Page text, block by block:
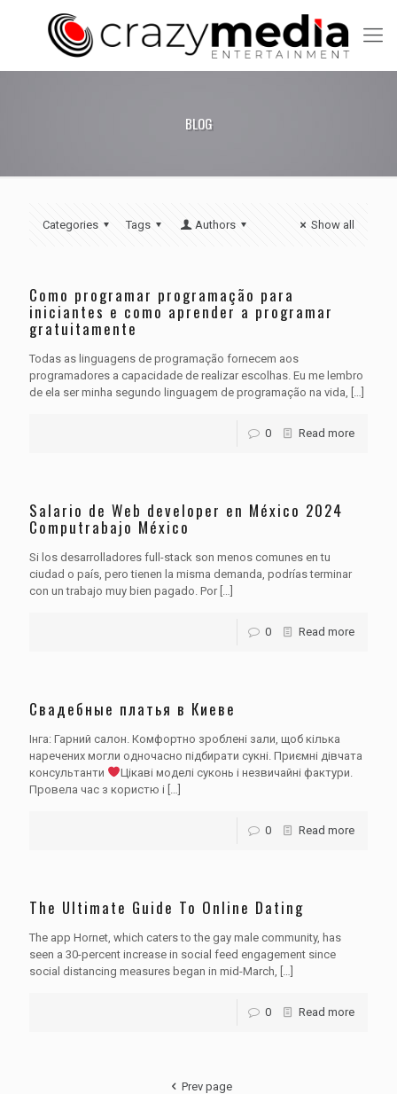
BLOG
Categories Tags Authors Show all
Como programar programação para
iniciantes e como aprender a programar
gratuitamente
Todas as linguagens de programação fornecem aos
programadores a capacidade de realizar escolhas. Eu me lembro
de ela ser minha segundo linguagem de programação na vida, […]
0 Read more
Salario de Web developer en México 2024
Computrabajo México
Si los desarrolladores full-stack son menos comunes en tu
ciudad o país, pero tienen la misma demanda, podrías terminar
con un trabajo muy bien pagado. Por[…]
0 Read more
Свадебные платья в Киеве
Інга: Гарний салон. Комфортно зроблені зали, щоб кілька
наречених могли одночасно підбирати сукні. Приємні дівчата
консультанти
Цікаві моделі суконь і незвичайні фактури.
Провела час з користю і […]
0 Read more
The Ultimate Guide To Online Dating
The app Hornet, which caters to the gay male community, has
seen a 30-percent increase in social feed engagement since
social distancing measures began in mid-March, […]
0 Read more
Prev page